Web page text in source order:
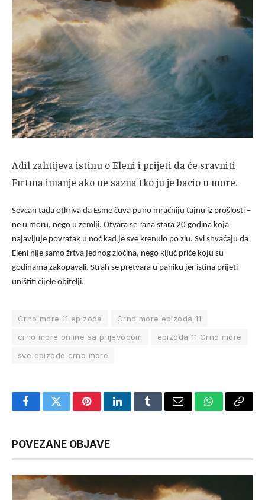
Adil zahtijeva istinu o Eleni i prijeti da će sravniti
Fırtına imanje ako ne sazna tko ju je bacio u more.
Sevcan tada otkriva da Esme čuva puno mračniju tajnu iz prošlosti –
ne u moru, nego u zemlji. Otvara se rana stara 20 godina koja
najavljuje povratak u noć kad je sve krenulo po zlu. Svi shvaćaju da
Eleni nije samo žrtva jednog zločina, nego ključ priče koju su
godinama zakopavali. Strah se pretvara u paniku jer istina prijeti
uništiti cijele obitelji.
Crno more 11 epizoda
Crno more epizoda 11
crno more online sa prijevodom
epizoda 11 Crno more
sve epizode crno more
FacebookTwitterPinterestLinkedInTumblrEmail WhatsApp
Copy
POVEZANE OBJAVE